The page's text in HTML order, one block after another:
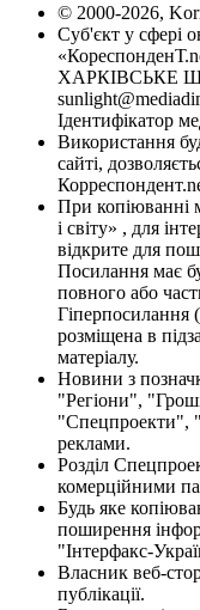
© 2000-2026,
Суб'єкт у сфері
ХАРКІВСЬКЕ
Ідентифікатор
Використання
сайті,
При копіюванні
і світу» , для
відкрите для
Посилання має
повного або
Гіперпосилання
розміщена в
матеріалу.
Новини з
"Регіони",
"Спецпроекти",
реклами.
Розділ
комерційними
Будь яке
поширення
"Інтерфакс-
Власник веб-
публікації.